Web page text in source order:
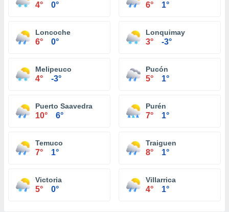
4° 0° 6° 1°
Loncoche
6° 0°
Lonquimay
3° -3°
Melipeuco
4° -3°
Pucón
5° 1°
Puerto Saavedra
10° 6°
Purén
7° 1°
Temuco
7° 1°
Traiguen
8° 1°
Victoria
5° 0°
Villarrica
4° 1°